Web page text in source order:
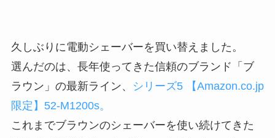
久しぶりに電動シェーバーを買い替えました。
選んだのは、長年使ってきた信頼のブランド「ブ
ラウン」の最新ライン、
シリーズ5 【Amazon.co.jp
限定】52-M1200s。
これまでブラウンのシェーバーを使い続けてきた